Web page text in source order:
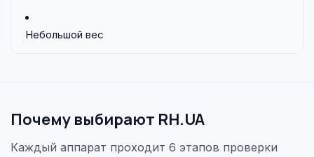
Небольшой вес
Почему выбирают RH.UA
Каждый аппарат проходит 6 этапов проверки